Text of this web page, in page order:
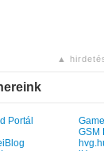
▲
Portál
GSM